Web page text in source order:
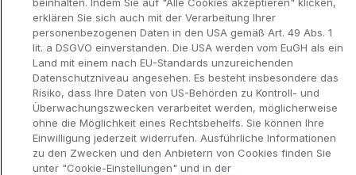
©2002-2026 think-cell Software GmbH
ung
Hinweis
erklären Sie sich auch mit der Verarbeitung Ihrer
personenbezogenen Daten in den USA gemäß Art. 49 Abs. 1
lit. a DSGVO einverstanden. Die USA werden vom EuGH als ein
Land mit einem nach EU-Standards unzureichenden
Datenschutzniveau angesehen. Es besteht insbesondere das
Risiko, dass Ihre Daten von US-Behörden zu Kontroll- und
Überwachungszwecken verarbeitet werden, möglicherweise
ohne die Möglichkeit eines Rechtsbehelfs. Sie können Ihre
Einwilligung jederzeit widerrufen. Ausführliche Informationen
zu den Zwecken und den Anbietern von Cookies finden Sie
unter "Cookie-Einstellungen" und in der